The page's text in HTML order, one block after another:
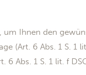
um Ihnen den
(Art. 6 Abs. 1 S.
6 Abs. 1 S. 1 lit. f